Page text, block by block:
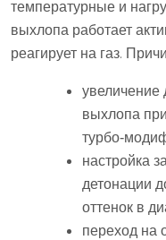
температурные и
выхлопа работает
реагирует на газ.
увеличение
выхлопа
настройка
детонации
оттенок в
переход на